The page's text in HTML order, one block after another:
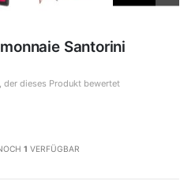
Santorini
der dieses Produkt bewertet
1 VERFÜGBAR